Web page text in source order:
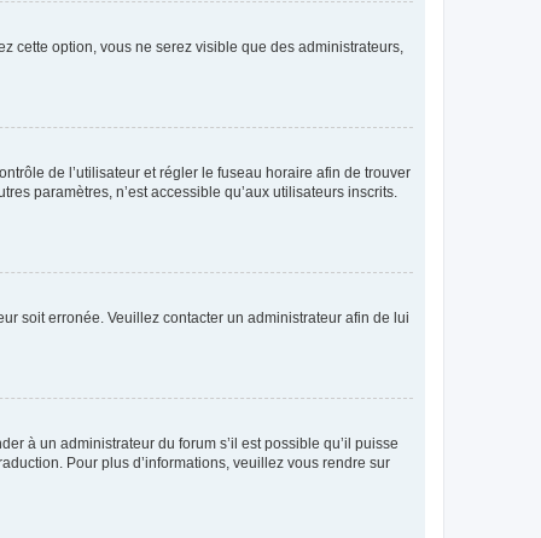
cette option, vous ne serez visible que des administrateurs,
de l’utilisateur et régler le fuseau horaire afin de trouver
paramètres, n’est accessible qu’aux utilisateurs inscrits.
soit erronée. Veuillez contacter un administrateur afin de lui
à un administrateur du forum s’il est possible qu’il puisse
Pour plus d’informations, veuillez vous rendre sur